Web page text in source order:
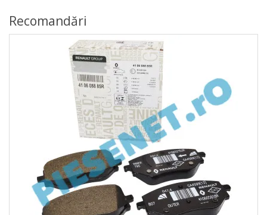
Recomandări